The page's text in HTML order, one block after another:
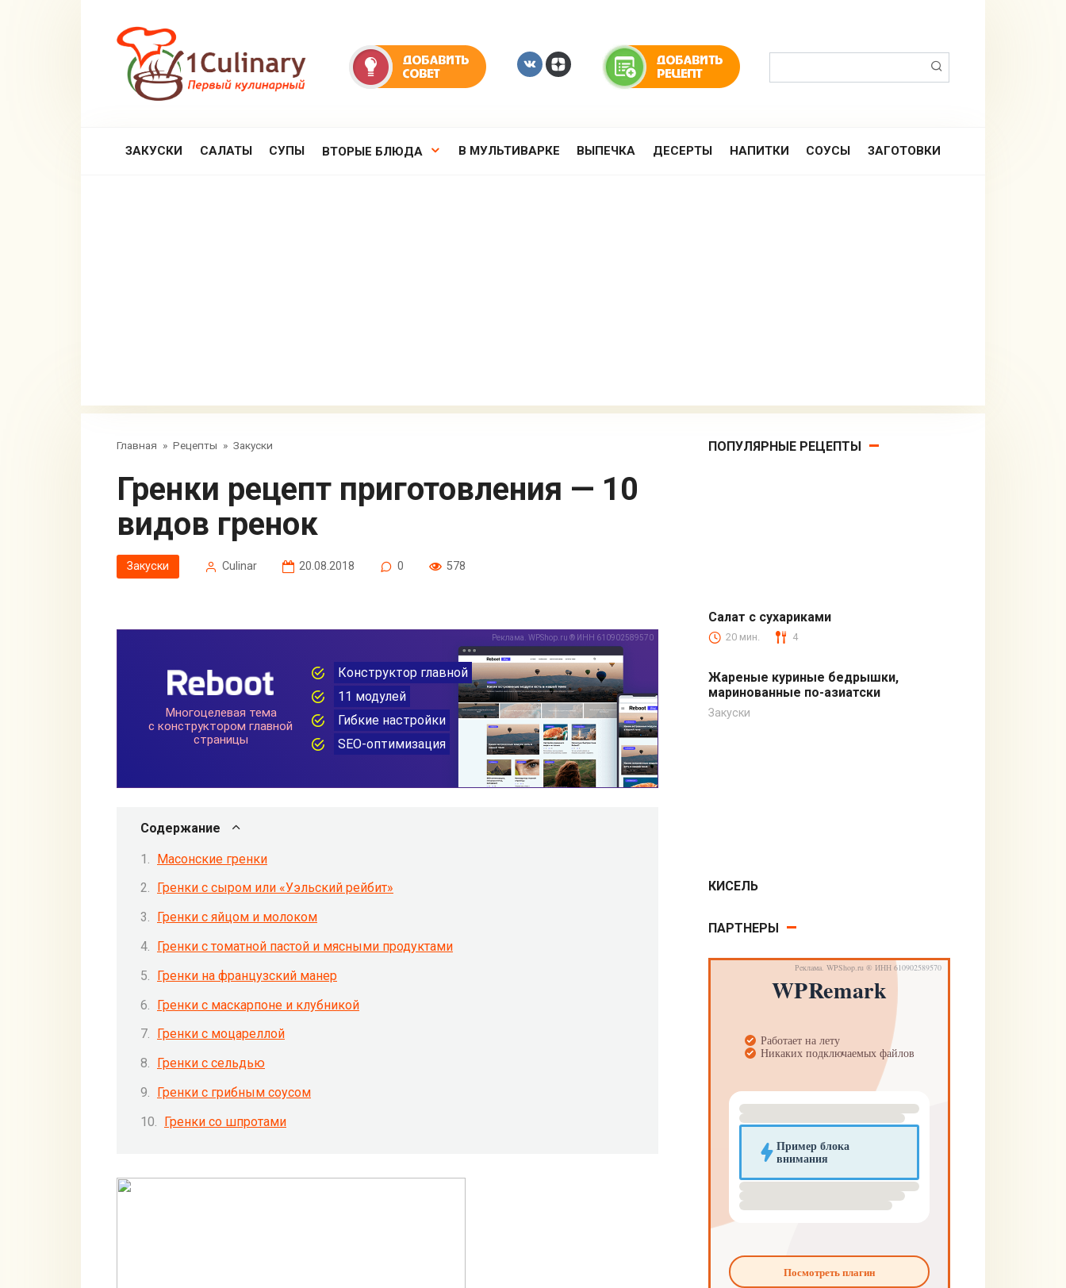
ЗАКУСКИ САЛАТЫ СУПЫ ВТОРЫЕ БЛЮДА В МУЛЬТИВАРКЕ ВЫПЕЧКА ДЕСЕРТЫ НАПИТКИ СОУСЫ ЗАГОТОВКИ
Главная » Рецепты » Закуски
Гренки рецепт приготовления — 10
видов гренок
Закуски Сulinar 20.08.2018 0 578
Содержание
Масонские гренки
Гренки с сыром или «Уэльский рейбит»
Гренки с яйцом и молоком
Гренки с томатной пастой и мясными продуктами
Гренки на французский манер
Гренки с маскарпоне и клубникой
Гренки с моцареллой
Гренки с сельдью
Гренки с грибным соусом
Гренки со шпротами
ПОПУЛЯРНЫЕ РЕЦЕПТЫ
С овощами
Салат с сухариками
20 мин. 4
Жареные куриные бедрышки,
маринованные по-азиатски
Закуски
КИСЕЛЬ
ПАРТНЕРЫ